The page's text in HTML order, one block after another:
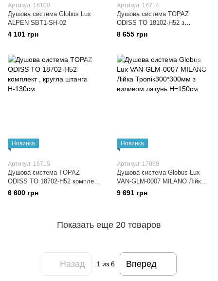
Артикул: 16100
Душова система Globus Lux
ALPEN SBT1-SH-02
4 101 грн
Артикул: 16714
Душова система TOPAZ
ODISS TO 18102-H52 з
виливом, комплект, кругла
штанга Н-130см
8 655 грн
Новинка
Артикул: 16715
Душова система TOPAZ
ODISS TO 18702-H52 комплект
, кругла штанга Н-130см
6 600 грн
Новинка
Артикул: 17069
Душова система Globus Lux
VAN-GLM-0007 MILANO Лійка
Тропік300*300мм з виливом
латунь H=150см
9 691 грн
Показать еще 20 товаров
Назад 1 из 6 Вперед